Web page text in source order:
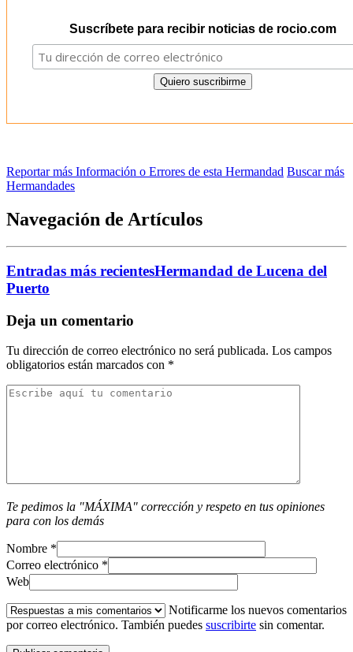
Suscríbete para recibir noticias de rocio.com
Reportar más Información o Errores de esta Hermandad Buscar más
Hermandades
Navegación de Artículos
Entradas más recientesHermandad de Lucena del
Puerto
Deja un comentario
Tu dirección de correo electrónico no será publicada. Los campos
obligatorios están marcados con *
Te pedimos la "MÁXIMA" corrección y respeto en tus opiniones
para con los demás
Nombre *
Correo electrónico *
Web
Notificarme los nuevos comentarios
por correo electrónico. También puedes suscribirte sin comentar.